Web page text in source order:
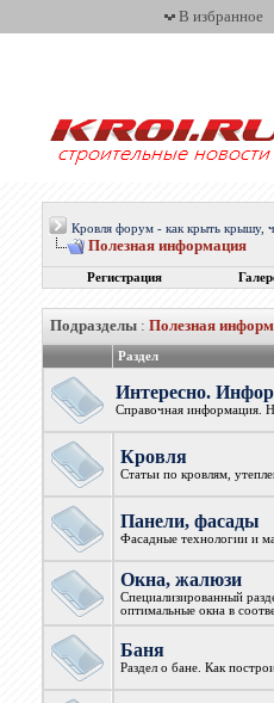
В избранное
Кровля форум - как крыть крышу,
Полезная информация
Регистрация
Подразделы: Полезная
Раздел
Интересно.
Справочная информация.
Кровля
Статьи по кровлям,
Панели, фасады
Фасадные технологии и
Окна, жалюзи
Специализированный
оптимальные окна в
Баня
Раздел о бане. Как